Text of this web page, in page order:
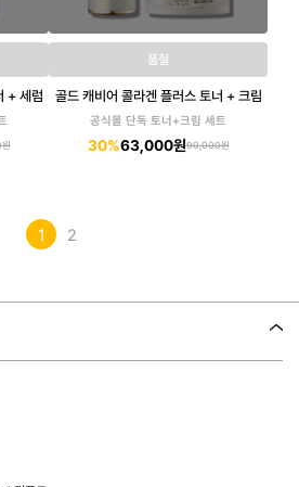
+ 세럼
품절
골드 캐비어 콜라겐 플러스 토너 + 크림
공식몰 단독 토너+크림 세트
30%63,000원90,000원
1 2